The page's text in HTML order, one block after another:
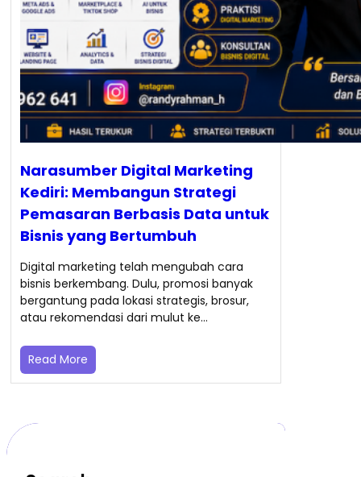
Narasumber Digital Marketing
Kediri: Membangun Strategi
Pemasaran Berbasis Data untuk
Bisnis yang Bertumbuh
Digital marketing telah mengubah cara
bisnis berkembang. Dulu, promosi banyak
bergantung pada lokasi strategis, brosur,
atau rekomendasi dari mulut ke…
Read More